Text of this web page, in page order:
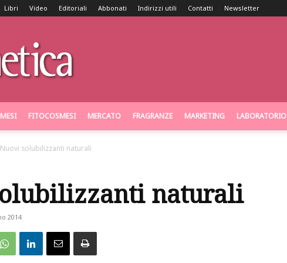
Libri Video Editoriali Abbonati Indirizzi utili Contatti Newsletter
FITOCOSMESI MERCATO FRAGRANZE MARKETING LABORATORIO
Nuovi solubilizzanti naturali
naturali
2014